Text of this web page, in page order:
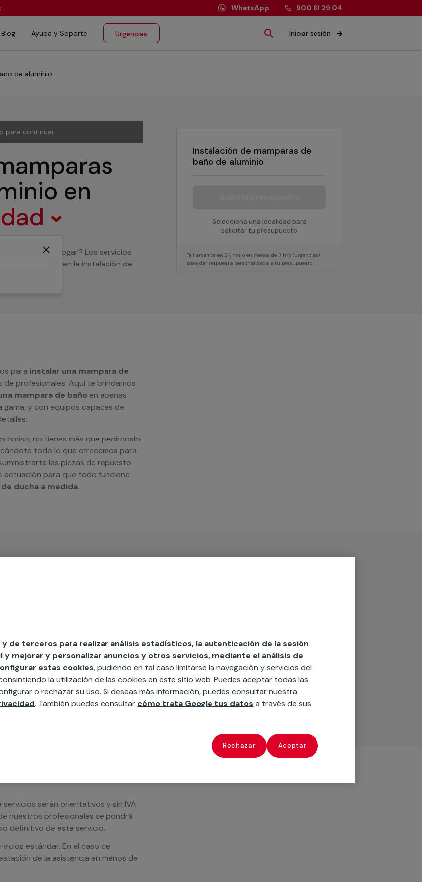
WhatsApp 900 81 29 04
Blog Ayuda y Soporte Urgencias Iniciar sesión
de aluminio
Instalación de mamparas de
baño de aluminio
Selecciona una localidad para
solicitar tu presupuesto
Te llamamos en 24 hrs o en menos de 3 hrs (urgencias)
para dar respuesta personalizada a tu presupuesto.
para continuar
en
ducha en tu hogar? Los servicios
que necesites en la instalación de
para instalar una mampara de
de profesionales. Aquí te brindamos
mampara de baño en apenas
gama, y con equipos capaces de
no tienes más que pedírnoslo.
todo lo que ofrecemos para
las piezas de repuesto
actuación para que todo funcione
ducha a medida.
todo lo que necesites:
etc. Cuéntanos que necesitas
serán orientativos y sin IVA
nuestros profesionales se pondrá
definitivo de este servicio.
estándar. En el caso de
de la asistencia en menos de
de terceros para realizar análisis estadísticos, la autenticación de la sesión
mejorar y personalizar anuncios y otros servicios, mediante el análisis de
estas cookies, pudiendo en tal caso limitarse la navegación y servicios del
la utilización de las cookies en este sitio web. Puedes aceptar todas las
o rechazar su uso. Si deseas más información, puedes consultar nuestra
. También puedes consultar cómo trata Google tus datos a través de sus
Rechazar Aceptar